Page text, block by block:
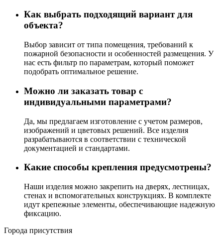
Как выбрать подходящий вариант для
объекта?
Выбор зависит от типа помещения, требований к
пожарной безопасности и особенностей размещения. У
нас есть фильтр по параметрам, который поможет
подобрать оптимальное решение.
Можно ли заказать товар с
индивидуальными параметрами?
Да, мы предлагаем изготовление с учетом размеров,
изображений и цветовых решений. Все изделия
разрабатываются в соответствии с технической
документацией и стандартами.
Какие способы крепления предусмотрены?
Наши изделия можно закрепить на дверях, лестницах,
стенах и вспомогательных конструкциях. В комплекте
идут крепежные элементы, обеспечивающие надежную
фиксацию.
Города присутствия